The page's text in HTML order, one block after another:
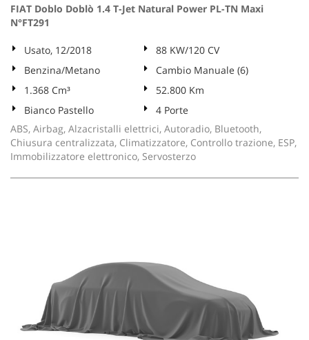
FIAT Doblo Doblò 1.4 T-Jet Natural Power PL-TN Maxi
N°FT291
Usato, 12/2018
88 KW/120 CV
Benzina/Metano
Cambio Manuale (6)
1.368 Cm³
52.800 Km
Bianco Pastello
4 Porte
ABS, Airbag, Alzacristalli elettrici, Autoradio, Bluetooth,
Chiusura centralizzata, Climatizzatore, Controllo trazione, ESP,
Immobilizzatore elettronico, Servosterzo